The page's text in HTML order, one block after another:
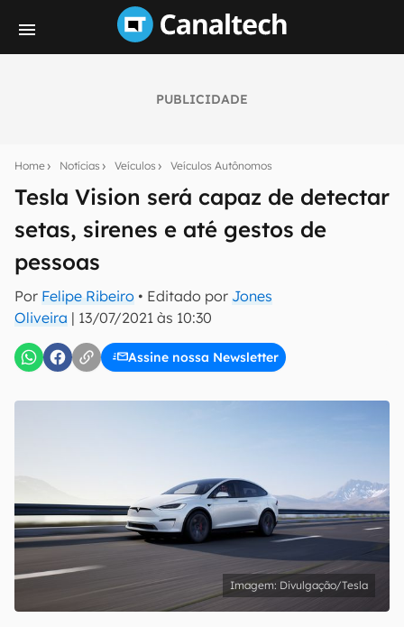
PUBLICIDADE
Home Notícias Veículos Veículos Autônomos
Tesla Vision será capaz de detectar
setas, sirenes e até gestos de
pessoas
Por Felipe Ribeiro • Editado por Jones
Oliveira | 13/07/2021 às 10:30
Assine nossa Newsletter
notícias e reviews sobre tecnologia em primeira
mão.
E-mail
inscreva-se
Confirmo que li, aceito e concordo com os Termos de
Uso e Política de Privacidade do Canaltech.
Divulgação/Tesla